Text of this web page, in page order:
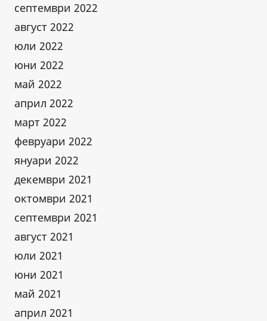
септември 2022
август 2022
юли 2022
юни 2022
май 2022
април 2022
март 2022
февруари 2022
януари 2022
декември 2021
октомври 2021
септември 2021
август 2021
юли 2021
юни 2021
май 2021
април 2021